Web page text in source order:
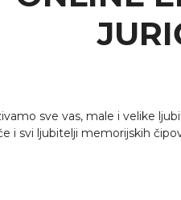
sve vas, male i velike
i svi ljubitelji memorijskih